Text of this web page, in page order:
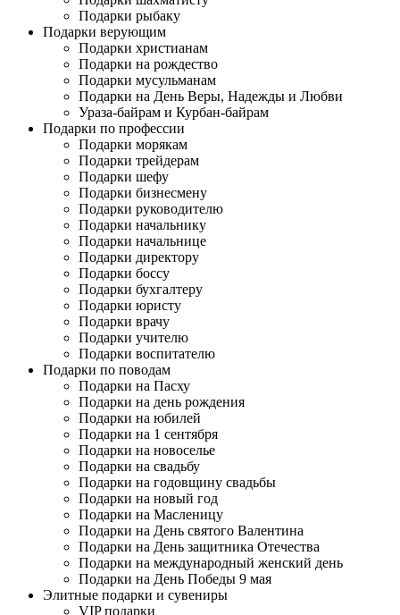
Подарки рыбаку
Подарки верующим
Подарки христианам
Подарки на рождество
Подарки мусульманам
Подарки на День Веры, Надежды и Любви
Ураза-байрам и Курбан-байрам
Подарки по профессии
Подарки морякам
Подарки трейдерам
Подарки шефу
Подарки бизнесмену
Подарки руководителю
Подарки начальнику
Подарки начальнице
Подарки директору
Подарки боссу
Подарки бухгалтеру
Подарки юристу
Подарки врачу
Подарки учителю
Подарки воспитателю
Подарки по поводам
Подарки на Пасху
Подарки на день рождения
Подарки на юбилей
Подарки на 1 сентября
Подарки на новоселье
Подарки на свадьбу
Подарки на годовщину свадьбы
Подарки на новый год
Подарки на Масленицу
Подарки на День святого Валентина
Подарки на День защитника Отечества
Подарки на международный женский день
Подарки на День Победы 9 мая
Элитные подарки и сувениры
VIP подарки